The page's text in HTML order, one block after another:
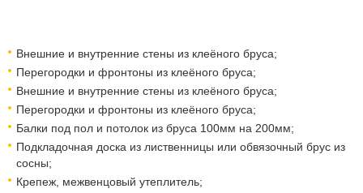
Внешние и внутренние стены из клеёного бруса;
Перегородки и фронтоны из клеёного бруса;
Внешние и внутренние стены из клеёного бруса;
Перегородки и фронтоны из клеёного бруса;
Балки под пол и потолок из бруса 100мм на 200мм;
Подкладочная доска из лиственницы или обвязочный брус из
сосны;
Крепеж, межвенцовый утеплитель;